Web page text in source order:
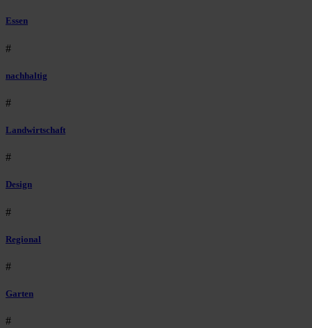
Essen
#
nachhaltig
#
Landwirtschaft
#
Design
#
Regional
#
Garten
#